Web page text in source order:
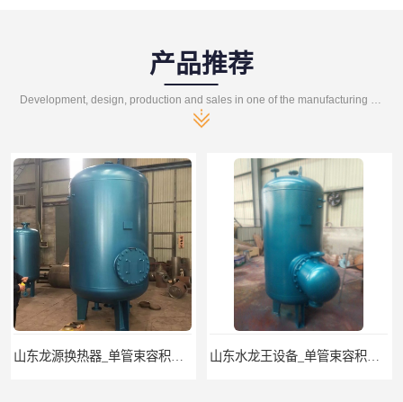
产品推荐
山东龙源换热器_单管束容积式换热器 山东水龙王设备_单管束容积式换热器